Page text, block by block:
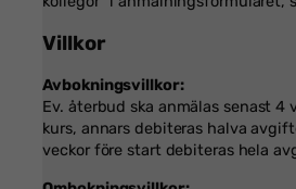
Villkor
Avbokningsvillkor:
Ev. återbud ska anmälas senast 4
kurs, annars debiteras halva
veckor före start debiteras hela